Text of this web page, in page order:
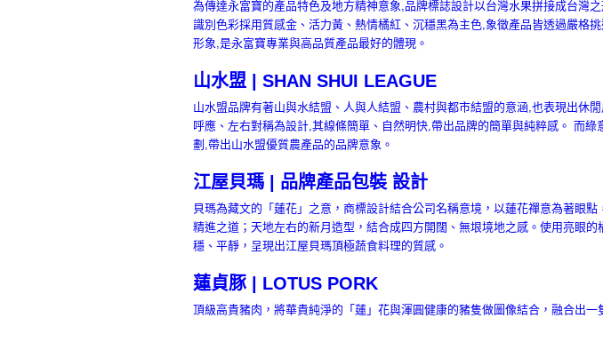
為傳達永富寶的產品特色及地方精神意象,品牌標誌設計以台灣水果拼接成台灣
識別色彩採用質感金、活力黃、熱情橘紅、沉穩黑為主色,象徵產品皆透過嚴格
形象,是永富寶專業與高品質產品最好的體現。
山水盟 | SHAN SHUI LEAGUE
山水盟品牌有著山與水結盟、人與人結盟、農村與都市結盟的意涵,也表現出休
呼應、左右對稱為設計,其線條簡單、自然明快,帶出品牌的簡單與純粹感。 而
劃,帶出山水盟優質農產品的品牌意象。
江屋貝瑪 | 品牌產品包裝 設計
貝瑪為藏文的「蓮花」之意，商標設計結合公司名稱意境，以蓮花禪意為著眼
精進之道；天地左右的新月造型，結合成四方開闊、無垠境地之感。使用亮眼
穩、平靜，呈現出江屋貝瑪頂極蔬食料理的質感。
蓮貞豚 | LOTUS PORK
頂級高貴豬肉，將華貴純淨的「蓮」花與渾圓健康的豬隻做圖像結合，融合出一